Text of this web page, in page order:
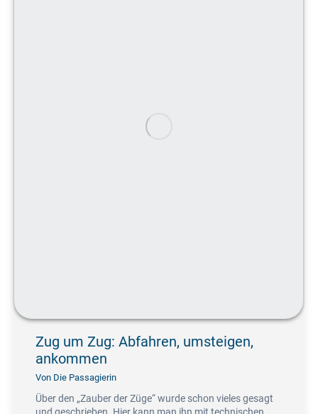
Zug um Zug: Abfahren, umsteigen,
ankommen
Von Die Passagierin
Über den „Zauber der Züge“ wurde schon vieles gesagt
und geschrieben. Hier kann man ihn mit technischen…